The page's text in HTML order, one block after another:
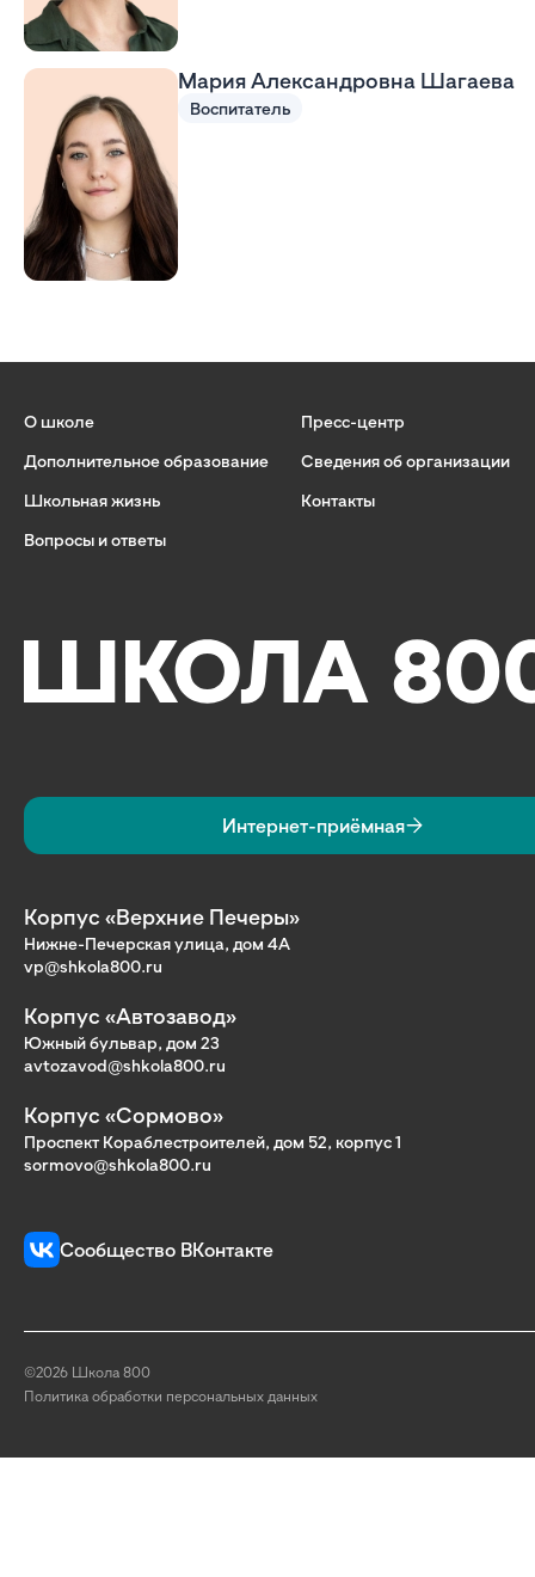
Мария Александровна Шагаева
Воспитатель
О школе
Дополнительное образование
Школьная жизнь
Вопросы и ответы
Пресс-центр
Сведения об организации
Контакты
Интернет-приёмная
Корпус «Верхние Печеры»
Нижне-Печерская улица, дом 4А
vp@shkola800.ru
Корпус «Автозавод»
Южный бульвар, дом 23
avtozavod@shkola800.ru
Корпус «Сормово»
Проспект Кораблестроителей, дом 52, корпус 1
sormovo@shkola800.ru
Сообщество ВКонтакте
©2026 Школа 800
Политика обработки персональных данных